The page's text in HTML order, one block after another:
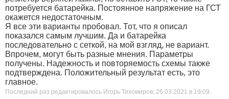
потребуется батарейка. Постоянное напряжение на ГСТ
окажется недостаточным.
Я все эти варианты пробовал. Тот, что я описал
показался самым лучшим. Да и батарейка
последовательно с сеткой, на мой взгляд, не вариант.
Впрочем, могут быть разные мнения. Параметры
получены. Надежность и повторяемость схемы также
подтверждена. Положительный результат есть, это
главное.
Последний раз редактировалось Игорь Тихомиров; 26.03.2021 в 19:09.